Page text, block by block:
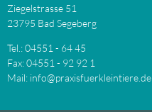
Ziegelstrasse 51
23795 Bad Segeberg
Tel.: 04551 - 64 45
Fax: 04551 - 92 92 1
Mail: info@praxisfuerkleintiere.de